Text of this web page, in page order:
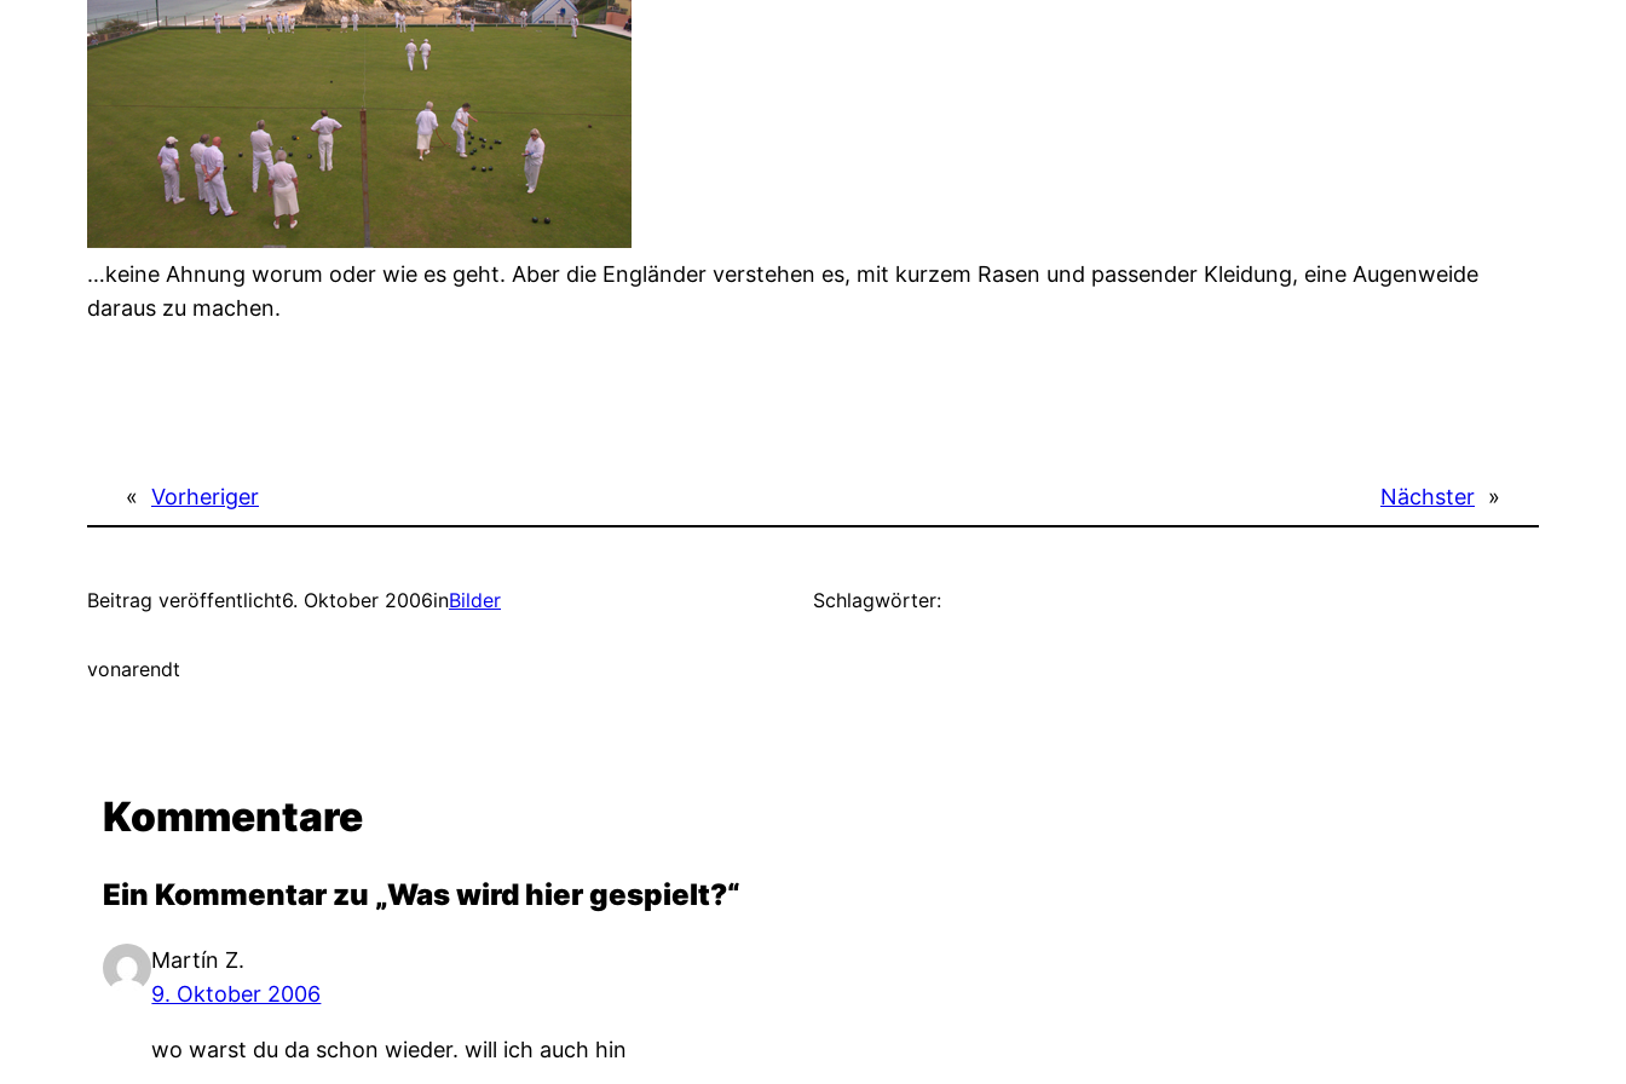
…keine Ahnung worum oder wie es geht. Aber die Engländer verstehen es, mit kurzem Rasen und passender Kleidung, eine Augenweide
daraus zu machen.
« Vorheriger Nächster »
Beitrag veröffentlicht6. Oktober 2006inBilder
vonarendt
Schlagwörter:
Kommentare
Ein Kommentar zu „Was wird hier gespielt?“
Martín Z.
9. Oktober 2006
wo warst du da schon wieder. will ich auch hin